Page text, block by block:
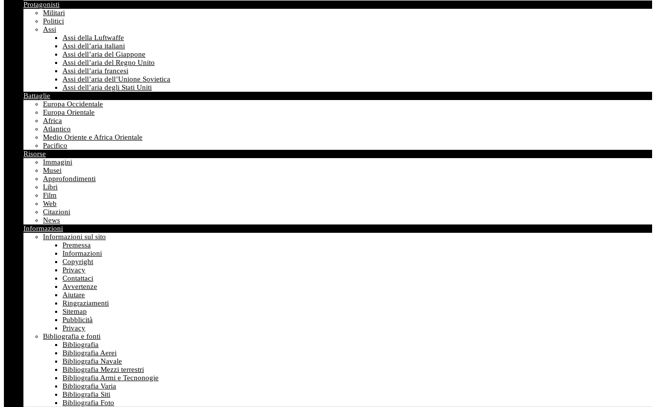
Protagonisti
Militari
Politici
Assi
Assi della Luftwaffe
Assi dell’aria italiani
Assi dell’aria del Giappone
Assi dell’aria del Regno Unito
Assi dell’aria francesi
Assi dell’aria dell’Unione Sovietica
Assi dell’aria degli Stati Uniti
Battaglie
Europa Occidentale
Europa Orientale
Africa
Atlantico
Medio Oriente e Africa Orientale
Pacifico
Risorse
Immagini
Musei
Approfondimenti
Libri
Film
Web
Citazioni
News
Informazioni
Informazioni sul sito
Premessa
Informazioni
Copyright
Privacy
Contattaci
Avvertenze
Aiutare
Ringraziamenti
Sitemap
Pubblicità
Privacy
Bibliografia e fonti
Bibliografia
Bibliografia Aerei
Bibliografia Navale
Bibliografia Mezzi terrestri
Bibliografia Armi e Tecnonogie
Bibliografia Varia
Bibliografia Siti
Bibliografia Foto